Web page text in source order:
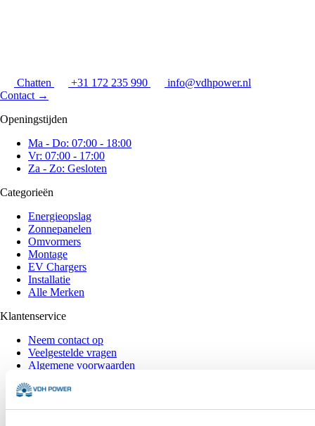
Chatten +31 172 235 990
info@vdhpower.nl
Contact →
Openingstijden
Ma - Do: 07:00 - 18:00
Vr: 07:00 - 17:00
Za - Zo: Gesloten
Categorieën
Energieopslag
Zonnepanelen
Omvormers
Montage
EV Chargers
Installatie
Alle Merken
Klantenservice
Neem contact op
Veelgestelde vragen
Algemene voorwaarden
Privacy verklaring